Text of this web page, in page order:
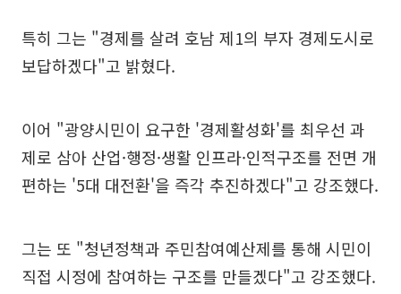
특히 그는 "경제를 살려 호남 제1의 부자 경제도시로
보답하겠다"고 밝혔다.
이어 "광양시민이 요구한 '경제활성화'를 최우선 과
제로 삼아 산업·행정·생활 인프라·인적구조를 전면 개
편하는 '5대 대전환'을 즉각 추진하겠다"고 강조했다.
그는 또 "청년정책과 주민참여예산제를 통해 시민이
직접 시정에 참여하는 구조를 만들겠다"고 강조했다.